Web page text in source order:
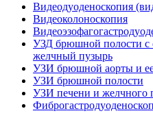
Видеодуоденоскопия
Видеоколоноскопия
УЗД брюшной полости с
желчный пузырь
УЗИ брюшной аорты и
УЗИ брюшной полости
УЗИ печени и желчного